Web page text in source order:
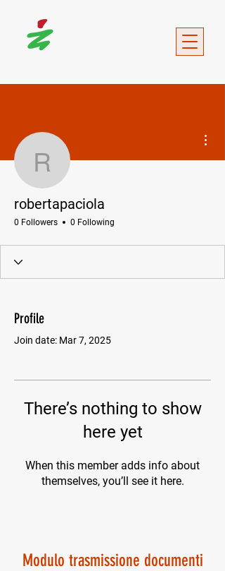
robertapaciola
robertapaciola
0 Followers 0 Following
Profile
Join date: Mar 7, 2025
There’s nothing to show
here yet
When this member adds info about
themselves, you’ll see it here.
Modulo trasmissione documenti